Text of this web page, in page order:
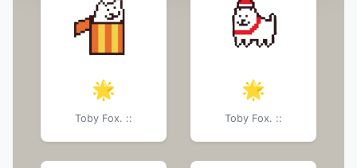
🌟
Toby Fox. ::
🌟
Toby Fox. ::